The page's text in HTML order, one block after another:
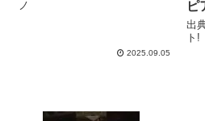
ノ
2025.09.05
ピ
出
ト!